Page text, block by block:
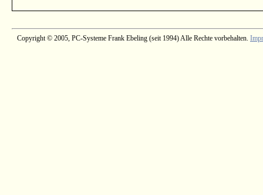
Copyright © 2005, PC-Systeme Frank Ebeling (seit 1994) Alle Rechte vorbehalten.